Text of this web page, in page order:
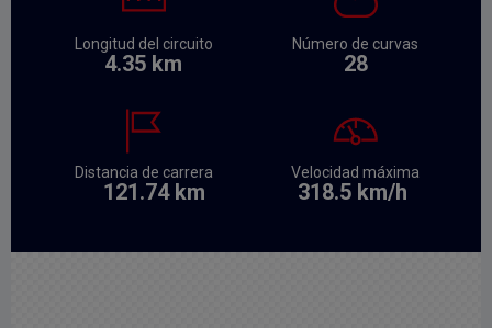
Longitud del circuito
4.35 km
Número de curvas
28
Distancia de carrera
121.74 km
Velocidad máxima
318.5 km/h